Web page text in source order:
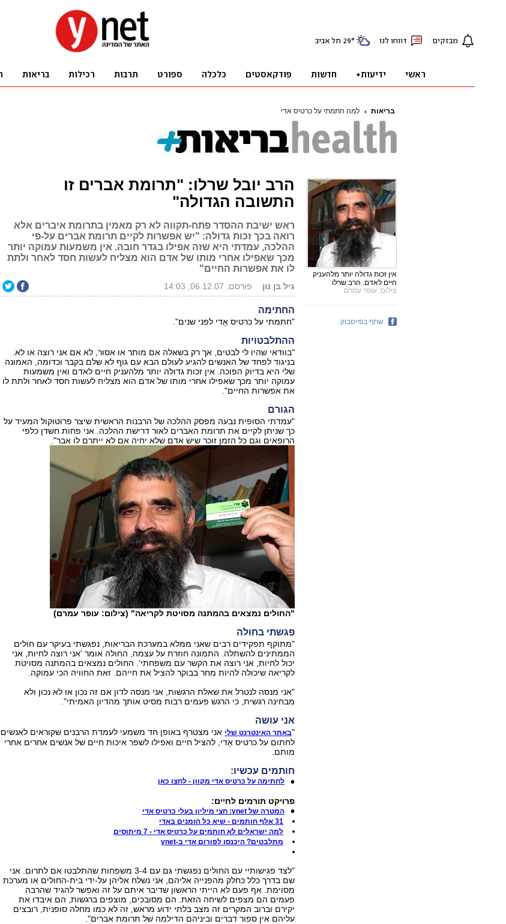
בריאות למה חתמתי על כרטיס אדי
הרב יובל שרלו: "תרומת אברים זו
התשובה הגדולה"
ראש ישיבת ההסדר פתח-תקווה לא רק מאמין בתרומת איברים אלא
רואה בכך זכות גדולה: "יש אפשרות לקיים תרומת אברים על-פי
ההלכה, עמדתי היא שזה אפילו בגדר חובה. אין משמעות עמוקה יותר
מכך שאפילו אחרי מותו של אדם הוא מצליח לעשות חסד לאחר ולתת
לו את אפשרות החיים"
גיל בן נון פורסם: 06.12.07, 14:03
החתימה
"חתמתי על כרטיס אָדי לפני שנים".
ההתלבטויות
"בוודאי שהיו לי לבטים, אך רק בשאלה אם מותר או אסור, לא אם אני רוצה או לא.
בניגוד לפחד של האנשים להגיע לעולם הבא עם גוף לא שלם בקבר וכדומה, האמונה
שלי היא בדיוק הפוכה. אין זכות גדולה יותר מלהעניק חיים לאדם ואין משמעות
עמוקה יותר מכך שאפילו אחרי מותו של אדם הוא מצליח לעשות חסד לאחר ולתת לו
את אפשרות החיים".
הגורם
"עמדתי הסופית נבעה מפסק ההלכה של הרבנות הראשית שיצר פרוטוקול המעיד על
כך שניתן לקיים את תרומת האברים לאור דרישת ההלכה. אני פחות חשדן כלפי
הרופאים וגם כל הזמן זוכר שיש אדם שלא יחיה אם לא ייתרם לו אבר".
"החולים נמצאים בהמתנה מסויטת לקריאה" (צילום: עופר עמרם)
פגשתי בחולה
"מתוקף תפקידים רבים שאני ממלא במערכת הבריאות, נפגשתי בעיקר עם חולים
הממתינים להשתלה. התמונה חוזרת על עצמה, החולה אומר 'אני רוצה לחיות, אני
יכול לחיות, אני רוצה את הקשר עם משפחתי'. החולים נמצאים בהמתנה מסויטת
לקריאה שיכולה להיות מחר בבוקר להציל את חייהם. זאת החוויה הכי עמוקה.
"אני מנסה לנטרל את שאלת הרגשות, אני מנסה לדון אם זה נכון או לא נכון ולא
מבחינה רגשית, כי הרגש פעמים רבות מסיט אותך מהדיון האמיתי".
אני עושה
"באתר האינטרנט שלי אני מצטרף באופן חד משמעי לעמדת הרבנים שקוראים לאנשים
לחתום על כרטיס אָדי, להציל חיים ואפילו לשפר איכות חיים של אנשים אחרים אחרי
מותם.
חותמים עכשיו:
לחתימה על כרטיס אדי מקוון - לחצו כאן
פרויקט תורמים לחיים:
המטרה של ynet: חצי מיליון בעלי כרטיס אדי
31 אלף חותמים - שיא כל הזמנים באדי
למה ישראלים לא חותמים על כרטיס אדי - 7 מיתוסים
מתלבטים? היכנסו לפורום אדי ב-ynet
"לצד פגישותיי עם החולים נפגשתי גם עם 3-4 משפחות שהתלבטו אם לתרום. אני
שם בדרך כלל כחלק מהפנייה אליהם, אני נשלח אליהן על-ידי בית-החולים או מערכת
מסוימת. אף פעם לא הייתי הראשון שדיבר איתם על זה ואפשר להגיד שהרבה
פעמים הם מצפים לשיחה הזאת. הם מסובכים, מוצפים ברגשות, הם איבדו את
יקירם וברוב המקרים זה מצב בלתי ידוע מראש, זה לא כמו מחלה סופנית, רובצים
עליהם אין ספור דברים וביניהם הדילמה של תרומת אברים".
אין זכות גדולה יותר מלהעניק
חיים לאדם. הרב שרלו
צילום: עופר עמרם
שתף בפייסבוק